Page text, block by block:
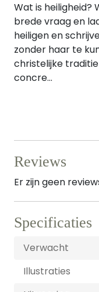
Wat is heiligheid?
brede vraag en
heiligen en
zonder haar te
christelijke
concre...
Reviews
Er zijn geen
Specificaties
Verwacht
Illustraties